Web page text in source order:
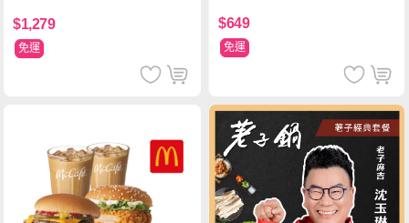
$1,279
免運
$649
免運